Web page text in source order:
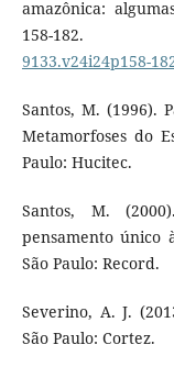
amazônica:
158-
9133.v24i24p158-
Santos, M. (1996).
Metamorfoses do
Paulo: Hucitec.
Santos, M.
pensamento único
São Paulo: Record.
Severino, A. J.
São Paulo: Cortez.